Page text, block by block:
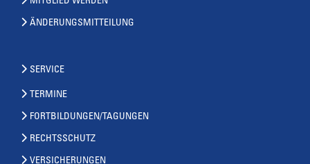
ÄNDERUNGSMITTEILUNG
SERVICE
TERMINE
FORTBILDUNGEN/TAGUNGEN
RECHTSSCHUTZ
VERSICHERUNGEN